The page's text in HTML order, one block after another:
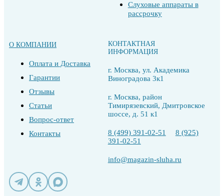
Слуховые аппараты в
рассрочку
О КОМПАНИИ
Оплата и Доставка
Гарантии
Отзывы
Статьи
Вопрос-ответ
Контакты
КОНТАКТНАЯ
ИНФОРМАЦИЯ
г. Москва, ул. Академика
Виноградова 3к1
г. Москва, район
Тимирязевский, Дмитровское
шоссе, д. 51 к1
8 (499) 391-02-51
8 (925)
391-02-51
info@magazin-sluha.ru